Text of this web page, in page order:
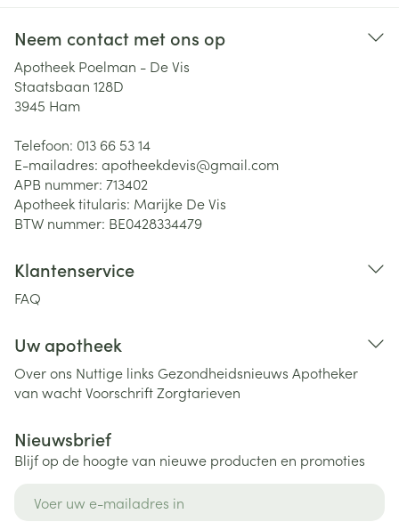
Neem contact met ons op
Apotheek Poelman - De Vis
Staatsbaan 128D
3945 Ham
Telefoon: 013 66 53 14
E-mailadres: apotheekdevis@gmail.com
APB nummer: 713402
Apotheek titularis: Marijke De Vis
BTW nummer: BE0428334479
Klantenservice
FAQ
Uw apotheek
Over ons Nuttige links Gezondheidsnieuws Apotheker
van wachtVoorschriftZorgtarieven
Nieuwsbrief
Blijf op de hoogte van nieuwe producten en promoties